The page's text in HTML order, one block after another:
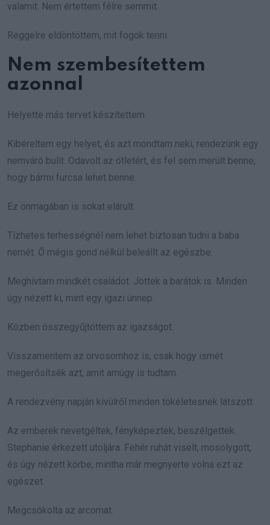
valamit. Nem értettem félre semmit.
Reggelre eldöntöttem, mit fogok tenni.
Nem szembesítettem
azonnal
Helyette más tervet készítettem.
Kibéreltem egy helyet, és azt mondtam neki, rendezünk egy
nemváró bulit. Odavolt az ötletért, és fel sem merült benne,
hogy bármi furcsa lehet benne.
Ez önmagában is sokat elárult.
Tízhetes terhességnél nem lehet biztosan tudni a baba
nemét. Ő mégis gond nélkül beleállt az egészbe.
Meghívtam mindkét családot. Jöttek a barátok is. Minden
úgy nézett ki, mint egy igazi ünnep.
Közben összegyűjtöttem az igazságot.
Visszamentem az orvosomhoz is, csak hogy ismét
megerősítsék azt, amit amúgy is tudtam.
A rendezvény napján kívülről minden tökéletesnek látszott.
Az emberek nevetgéltek, fényképeztek, beszélgettek.
Stephanie érkezett utoljára. Fehér ruhát viselt, mosolygott,
és úgy nézett körbe, mintha már megnyerte volna ezt az
egészet.
Megcsókolta az arcomat.